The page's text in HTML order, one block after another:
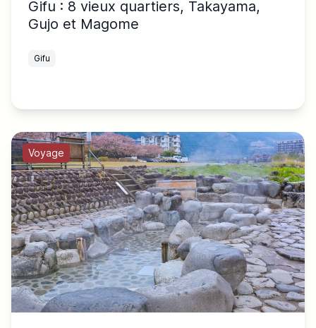
Gifu : 8 vieux quartiers, Takayama,
Gujo et Magome
Gifu
Voyage